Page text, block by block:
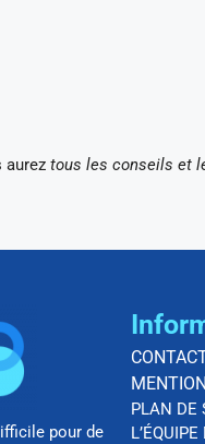
aurez tous les conseils et
pour de
PLAN DE